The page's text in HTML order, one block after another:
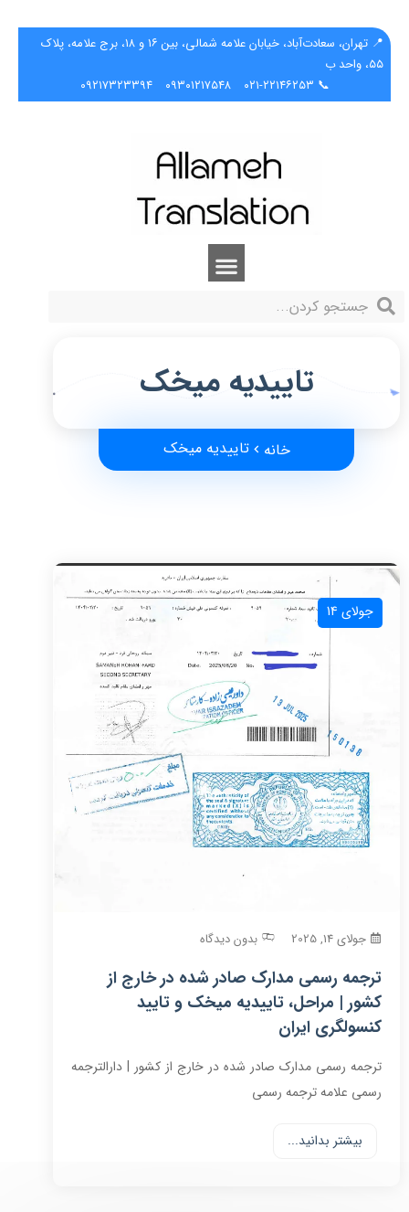
📍 تهران، سعادت‌آباد، خیابان علامه شمالی، بین ۱۶ و ۱۸، برج علامه، پلاک
۵۵، واحد ب
📞 ۰۲۱-۲۲۱۴۶۲۵۳
۰۹۳۰۱۲۱۷۵۴۸ ۰۹۲۱۷۳۲۳۳۹۴
تاییدیه میخک
خانه تاییدیه میخک
جولای 14
جولای 14, 2025 بدون دیدگاه
ترجمه رسمی مدارک صادر شده در خارج از
کشور | مراحل، تاییدیه میخک و تایید
کنسولگری ایران
ترجمه رسمی مدارک صادر شده در خارج از کشور | دارالترجمه
رسمی علامه ترجمه رسمی
بیشتر بدانید...